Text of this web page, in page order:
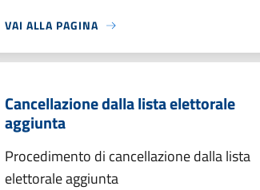
VAI ALLA PAGINA
Cancellazione dalla lista elettorale
aggiunta
Procedimento di cancellazione dalla lista
elettorale aggiunta